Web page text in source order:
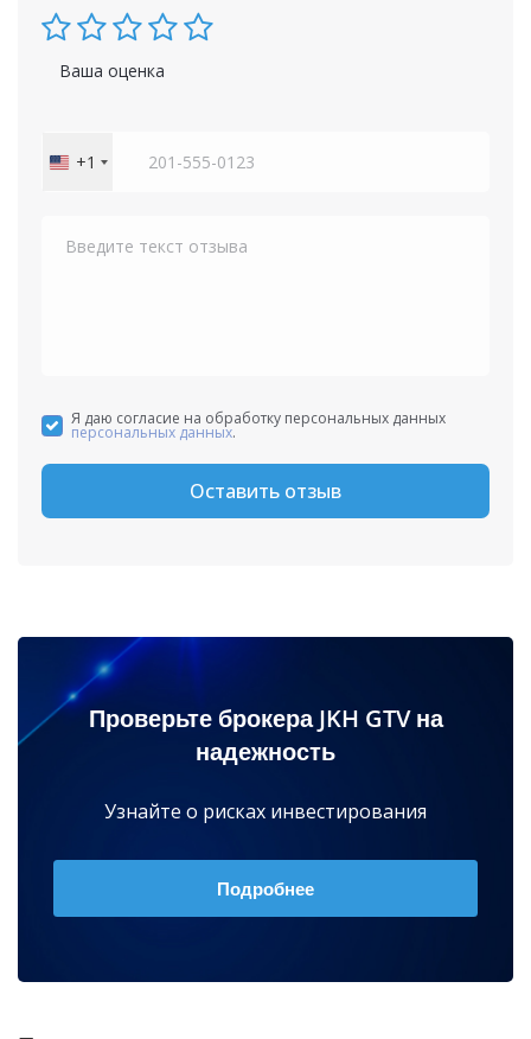
Ваша оценка
United
+1
Я даю согласие на обработку персональных данных
персональных данных.
Оставить отзыв
Проверьте брокера JKH GTV на
надежность
Узнайте о рисках инвестирования
Подробнее